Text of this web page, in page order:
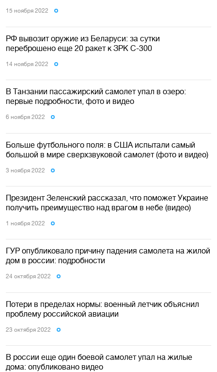
15 ноября 2022
РФ вывозит оружие из Беларуси: за сутки
переброшено еще 20 ракет к ЗРК С-300
14 ноября 2022
В Танзании пассажирский самолет упал в озеро:
первые подробности, фото и видео
6 ноября 2022
Больше футбольного поля: в США испытали самый
большой в мире сверхзвуковой самолет (фото и видео)
3 ноября 2022
Президент Зеленский рассказал, что поможет Украине
получить преимущество над врагом в небе (видео)
1 ноября 2022
ГУР опубликовало причину падения самолета на жилой
дом в россии: подробности
24 октября 2022
Потери в пределах нормы: военный летчик объяснил
проблему российской авиации
23 октября 2022
В россии еще один боевой самолет упал на жилые
дома: опубликовано видео